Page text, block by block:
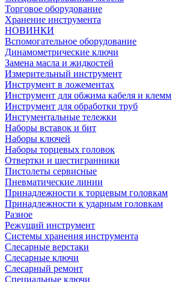
Торговое оборудование
Хранение инструмента
НОВИНКИ
Вспомогательное оборудование
Динамометрические ключи
Замена масла и жидкостей
Измерительный инструмент
Инструмент в ложементах
Инструмент для обжима кабеля и клемм
Инструмент для обработки труб
Инстументальные тележки
Наборы вставок и бит
Наборы ключей
Наборы торцевых головок
Отвертки и шестигранники
Пистолеты сервисные
Пневматические линии
Принадлежности к торцевым головкам
Принадлежности к ударным головкам
Разное
Режущий инструмент
Системы хранения инструмента
Слесарные верстаки
Слесарные ключи
Слесарный ремонт
Специальные ключи